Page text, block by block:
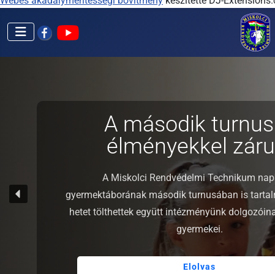
A második
élményekkel
A Miskolci Rendvédelmi Technikum
gyermektáborának második turnusában is
hetet tölthettek együtt intézményünk
gyermekei.
Elolvas